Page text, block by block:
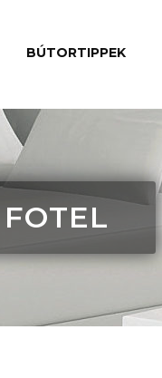
BÚTORTIPPEK